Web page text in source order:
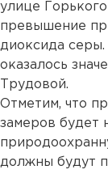
улице
превышение
диоксида
оказалось
Трудовой.
Отметим, что
замеров будет
должны будут